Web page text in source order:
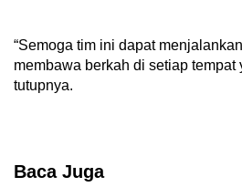
“Semoga tim ini dapat
membawa berkah di setiap tempat
tutupnya.
Baca Juga